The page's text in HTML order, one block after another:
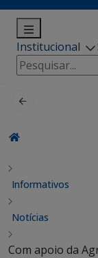
Institucional
Pesquisar
por:
Informativos
Notícias
Com apoio da